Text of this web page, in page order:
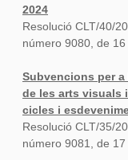
2024
Resolució CLT/40/
número 9080, de
Subvencions per
de les arts visuals
cicles i
Resolució CLT/35/
número 9081, de